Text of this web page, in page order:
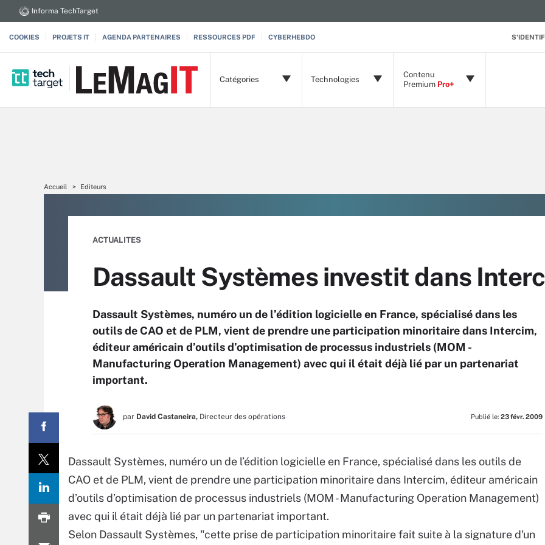
Informa TechTarget
COOKIES PROJETS IT AGENDA PARTENAIRES RESSOURCES PDF CYBERHEBDO
Catégories Technologies
Contenu
Premium Pro+
Accueil Editeurs
ACTUALITES
Dassault Systèmes investit dans
Dassault Systèmes, numéro un de l’édition logicielle en France, spécialisé dans les
outils de CAO et de PLM, vient de prendre une participation minoritaire dans Intercim,
éditeur américain d’outils d’optimisation de processus industriels (MOM -
Manufacturing Operation Management) avec qui il était déjà lié par un partenariat
important.
par David Castaneira, Directeur des opérations Publié le: 23 févr. 2009
Dassault Systèmes, numéro un de l’édition logicielle en France, spécialisé dans les outils de
CAO et de PLM, vient de prendre une participation minoritaire dans Intercim, éditeur américain
d’outils d’optimisation de processus industriels (MOM - Manufacturing Operation Management)
avec qui il était déjà lié par un partenariat important.
Selon Dassault Systèmes, "cette prise de participation minoritaire fait suite à la signature d'un